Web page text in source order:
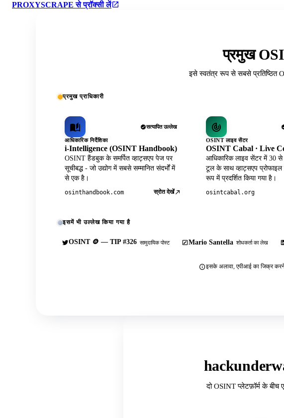
PROXYSCRAPE से प्रॉक्सी लें
प्रमुख
इसे स्वतंत्र रूप से सबसे प्रतिष्ठित
प्रमुख प्राधिकारी
सत्यापित उल्लेख
आधिकारिक निर्देशिका
i-Intelligence (OSINT Handbook)
OSINT हैंडबुक के समर्पित व्हाट्सएप पेज पर
सूचीबद्ध - जो उद्योग में सबसे सम्मानित संदर्भों में
से एक है।
osinthandbook.com स्रोत देखें
OSINT लाइव सेंटर
OSINT Cabal · Live
आधिकारिक लाइव सेंटर में 30 से
टूल के साथ व्हाट्सएप
रूप में प्रदर्शित किया गया है।
osintcabal.org
इसमें भी उल्लेख किया गया है
OSINT 🪙 — TIP #326 सामुदायिक पोस्ट Mario Santella शोधकर्ता का लेख
इसके अलावा, एपीआई का जिक्र
दो OSINT प्लेटफ़ॉर्म के बीच